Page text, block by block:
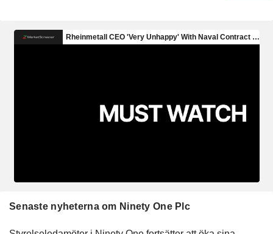
Senaste nyheterna om Ninety One Plc